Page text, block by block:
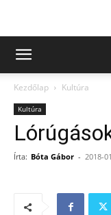
Kezdőlap Kultúra
Kultúra
Írta: Bóta Gábor - 2018-